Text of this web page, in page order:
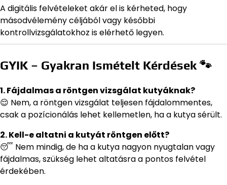
A digitális felvételeket akár el is kérheted, hogy
másodvélemény céljából vagy későbbi
kontrollvizsgálatokhoz is elérhető legyen.
GYIK – Gyakran Ismételt Kérdések 🐾
1. Fájdalmas a röntgen vizsgálat kutyáknak?
😌 Nem, a röntgen vizsgálat teljesen fájdalommentes,
csak a pozícionálás lehet kellemetlen, ha a kutya sérült.
2. Kell-e altatni a kutyát röntgen előtt?
😴 Nem mindig, de ha a kutya nagyon nyugtalan vagy
fájdalmas, szükség lehet altatásra a pontos felvétel
érdekében.